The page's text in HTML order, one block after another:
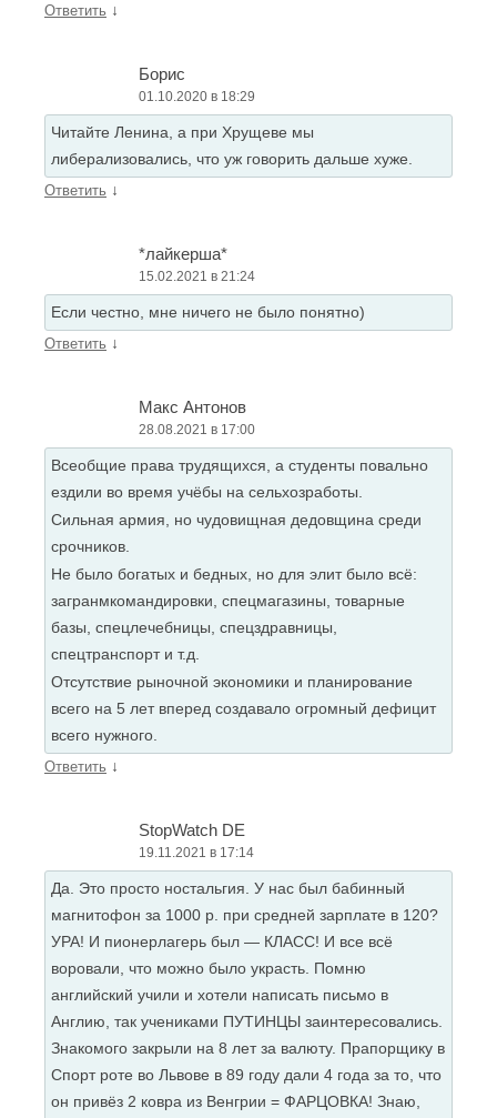
Ответить ↓
Борис
01.10.2020 в 18:29
Читайте Ленина, а при Хрущеве мы
либерализовались, что уж говорить дальше хуже.
Ответить ↓
*лайкерша*
15.02.2021 в 21:24
Если честно, мне ничего не было понятно)
Ответить ↓
Макс Антонов
28.08.2021 в 17:00
Всеобщие права трудящихся, а студенты повально
ездили во время учёбы на сельхозработы.
Сильная армия, но чудовищная дедовщина среди
срочников.
Не было богатых и бедных, но для элит было всё:
загранмкомандировки, спецмагазины, товарные
базы, спецлечебницы, спецздравницы,
спецтранспорт и т.д.
Отсутствие рыночной экономики и планирование
всего на 5 лет вперед создавало огромный дефицит
всего нужного.
Ответить ↓
StopWatch DE
19.11.2021 в 17:14
Да. Это просто ностальгия. У нас был бабинный
магнитофон за 1000 р. при средней зарплате в 120?
УРА! И пионерлагерь был — КЛАСС! И все всё
воровали, что можно было украсть. Помню
английский учили и хотели написать письмо в
Англию, так учениками ПУТИНЦЫ заинтересовались.
Знакомого закрыли на 8 лет за валюту. Прапорщику в
Спорт роте во Львове в 89 году дали 4 года за то, что
он привёз 2 ковра из Венгрии = ФАРЦОВКА! Знаю,